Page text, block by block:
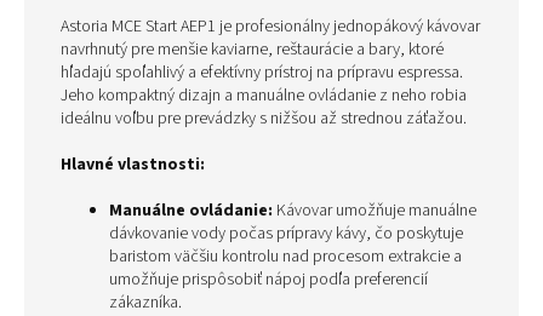
Astoria MCE Start AEP1 je profesionálny jednopákový kávovar
navrhnutý pre menšie kaviarne, reštaurácie a bary, ktoré
hľadajú spoľahlivý a efektívny prístroj na prípravu espressa.
Jeho kompaktný dizajn a manuálne ovládanie z neho robia
ideálnu voľbu pre prevádzky s nižšou až strednou záťažou.
Hlavné vlastnosti:
Manuálne ovládanie: Kávovar umožňuje manuálne
dávkovanie vody počas prípravy kávy, čo poskytuje
baristom väčšiu kontrolu nad procesom extrakcie a
umožňuje prispôsobiť nápoj podľa preferencií
zákazníka.